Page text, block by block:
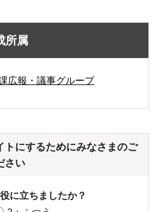
所属
広報・議事グループ
トにするためにみなさまのご
さい
に立ちましたか？